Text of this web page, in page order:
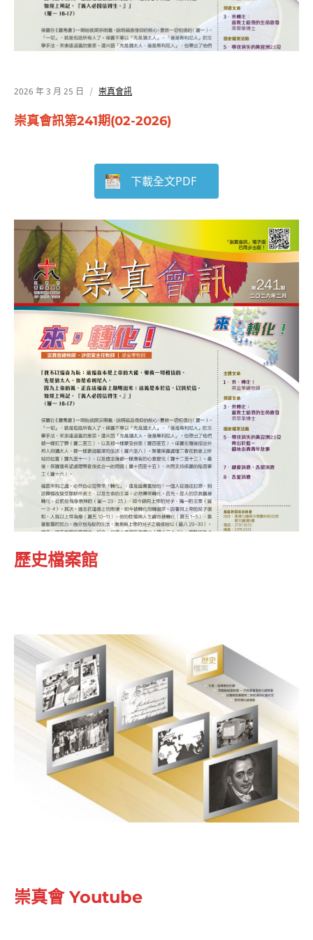
2026 年 3 月 25 日 崇真會訊
崇真會訊第241期(02-2026)
下載全文PDF
歷史檔案館
崇真會 Youtube